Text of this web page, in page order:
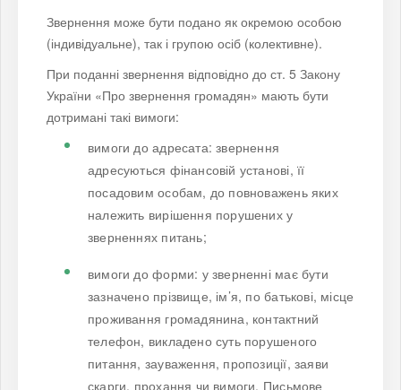
Звернення може бути подано як окремою особою
(індивідуальне), так і групою осіб (колективне).
При поданні звернення відповідно до ст. 5 Закону
України «Про звернення громадян» мають бути
дотримані такі вимоги:
вимоги до адресата: звернення
адресуються фінансовій установі, її
посадовим особам, до повноважень яких
належить вирішення порушених у
зверненнях питань;
вимоги до форми: у зверненні має бути
зазначено прізвище, ім’я, по батькові, місце
проживання громадянина, контактний
телефон, викладено суть порушеного
питання, зауваження, пропозиції, заяви
скарги, прохання чи вимоги. Письмове